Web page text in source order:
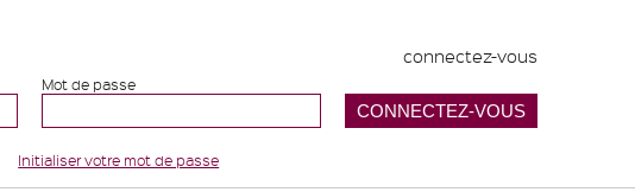
connectez-vous
Mot de passe
Initialiser votre mot de passe